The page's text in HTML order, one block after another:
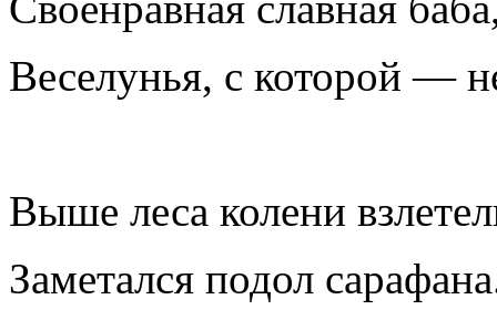
Веселунья, с которой —
Выше леса колени
Заметался подол